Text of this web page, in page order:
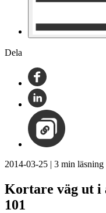
Dela
2014-03-25 | 3 min läsning
Kortare väg ut i
101